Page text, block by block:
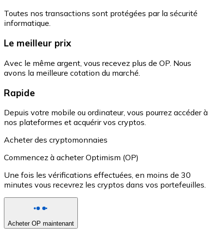
Toutes nos transactions sont protégées par la sécurité
informatique.
Le meilleur prix
Avec le même argent, vous recevez plus de OP. Nous
avons la meilleure cotation du marché.
Rapide
Depuis votre mobile ou ordinateur, vous pourrez accéder à
nos plateformes et acquérir vos cryptos.
Acheter des cryptomonnaies
Commencez à acheter Optimism (OP)
Une fois les vérifications effectuées, en moins de 30
minutes vous recevrez les cryptos dans vos portefeuilles.
Acheter OP maintenant